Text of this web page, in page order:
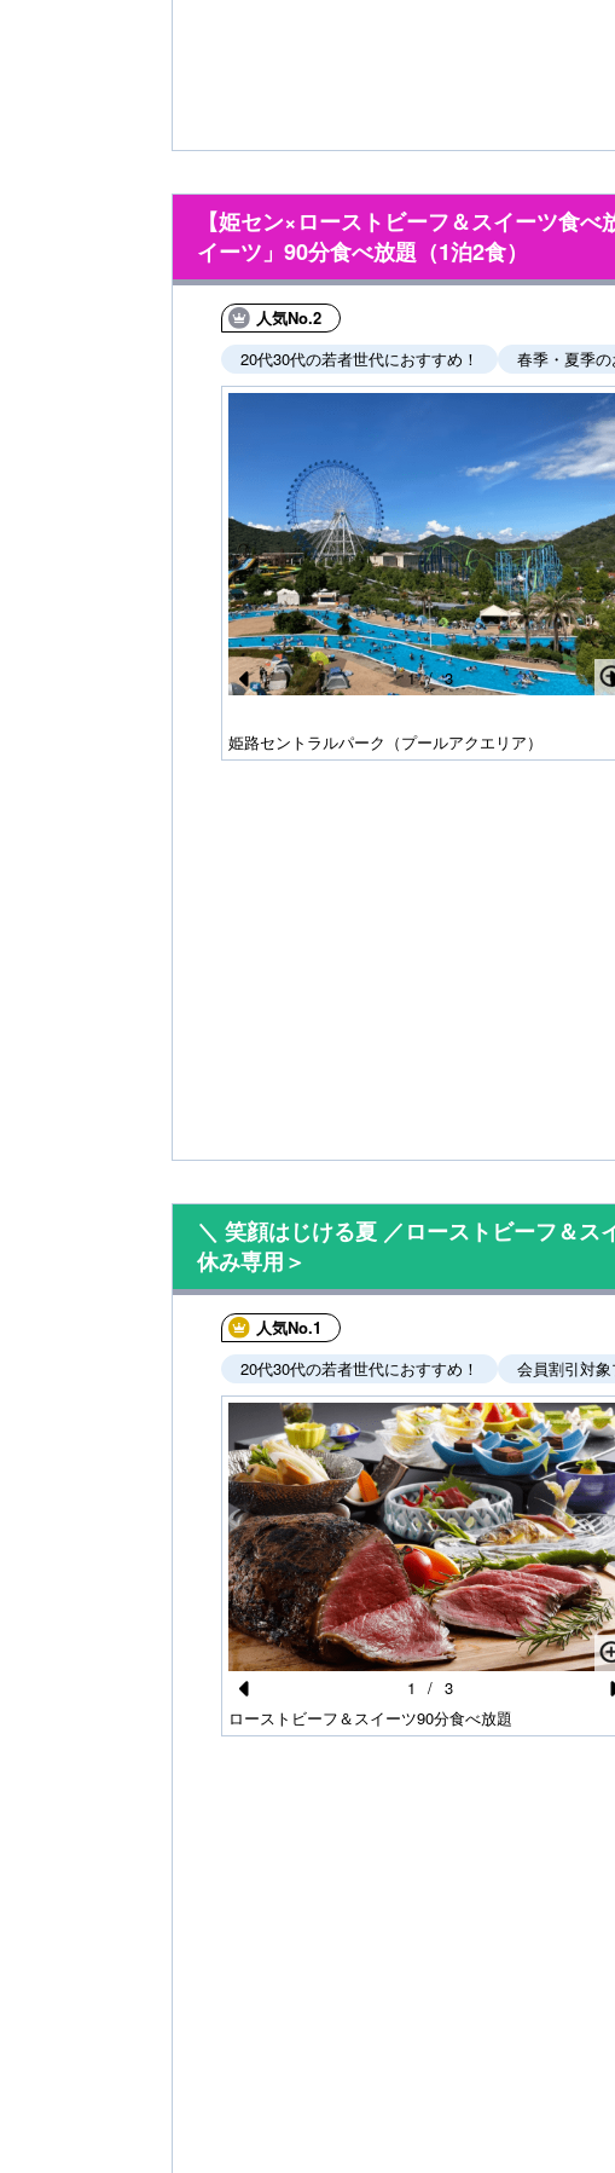
【姫セン×ローストビーフ＆スイーツ食
イーツ」90分食べ放題（1泊2食）
人気No.2
20代30代の若者世代におすすめ！
春季・夏季
e
姫路セントラルパーク（プールアクエリア）
1 / 3
＼ 笑顔はじける夏 ／ローストビーフ＆
休み専用＞
人気No.1
20代30代の若者世代におすすめ！
会員割引対象
Pr
ローストビーフ＆スイーツ90分食べ放題
1 / 3